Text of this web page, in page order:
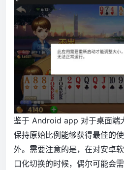
鉴于 Android app 对于桌面端
保持原始比例能够获得最佳的
外。需要注意的是，在对安卓
口化切换的时候，偶尔可能会